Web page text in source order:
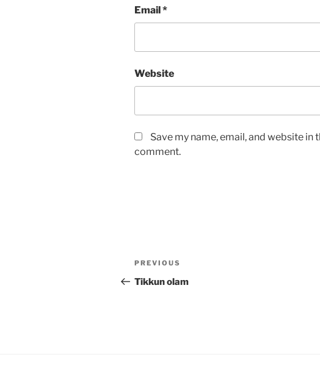
Email*
Website
Save my name, email, and website
comment.
Post
navigation
Previous
Post
PREVIOUS
Tikkun olam